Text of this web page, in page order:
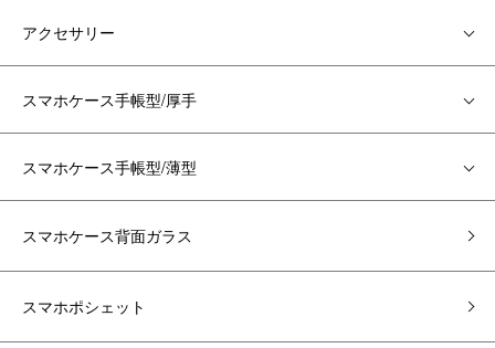
アクセサリー
スマホケース手帳型/厚手
スマホケース手帳型/薄型
スマホケース背面ガラス
スマホポシェット